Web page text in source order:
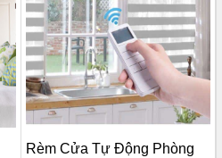
Rèm Cửa Tự Động Phòng